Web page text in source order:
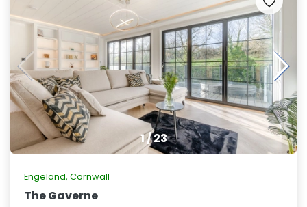
1/23
Engeland, Cornwall
The Gaverne